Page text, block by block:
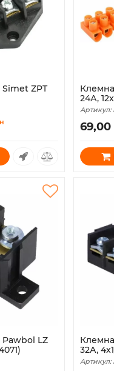
ZPT
24А,
Артикул:
69,00
LZ
32А,
Артикул: